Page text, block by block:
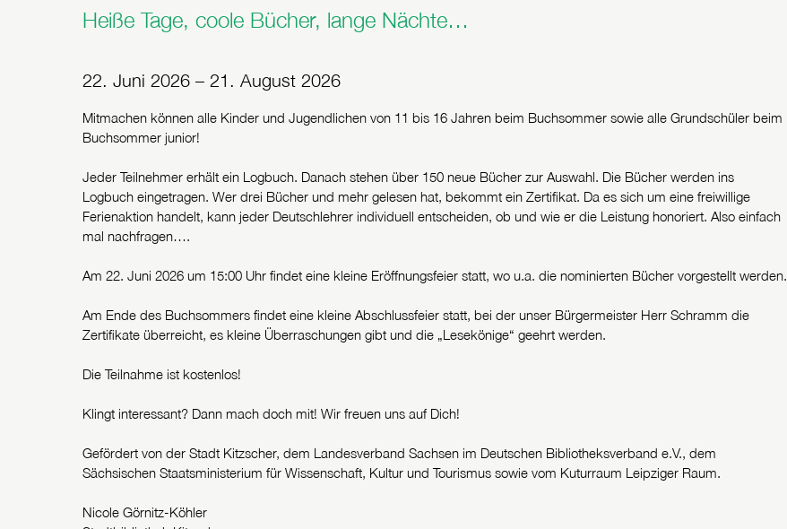
Heiße Tage, coole Bücher, lange Nächte…
22. Juni 2026 – 21. August 2026
Mitmachen können alle Kinder und Jugendlichen von 11 bis 16 Jahren beim Buchsommer sowie alle Grundschüler beim
Buchsommer junior!
Jeder Teilnehmer erhält ein Logbuch. Danach stehen über 150 neue Bücher zur Auswahl. Die Bücher werden ins
Logbuch eingetragen. Wer drei Bücher und mehr gelesen hat, bekommt ein Zertifikat. Da es sich um eine freiwillige
Ferienaktion handelt, kann jeder Deutschlehrer individuell entscheiden, ob und wie er die Leistung honoriert. Also einfach
mal nachfragen….
Am 22. Juni 2026 um 15:00 Uhr findet eine kleine Eröffnungsfeier statt, wo u.a. die nominierten Bücher vorgestellt werden.
Am Ende des Buchsommers findet eine kleine Abschlussfeier statt, bei der unser Bürgermeister Herr Schramm die
Zertifikate überreicht, es kleine Überraschungen gibt und die „Lesekönige“ geehrt werden.
Die Teilnahme ist kostenlos!
Klingt interessant? Dann mach doch mit! Wir freuen uns auf Dich!
Gefördert von der Stadt Kitzscher, dem Landesverband Sachsen im Deutschen Bibliotheksverband e.V., dem
Sächsischen Staatsministerium für Wissenschaft, Kultur und Tourismus sowie vom Kuturraum Leipziger Raum.
Nicole Görnitz-Köhler